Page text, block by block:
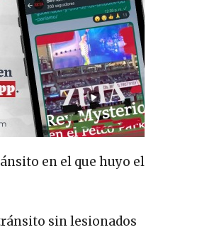
en el que huyo el
sin lesionados